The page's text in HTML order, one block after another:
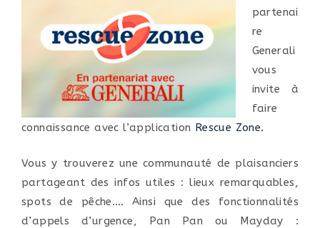
partenai
re
Generali
vous
invite à
faire
connaissance avec l’application Rescue Zone.
Vous y trouverez une communauté de plaisanciers
partageant des infos utiles : lieux remarquables,
spots de pêche…. Ainsi que des fonctionnalités
d’appels d’urgence, Pan Pan ou Mayday :